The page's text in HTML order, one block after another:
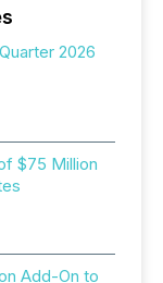
2026
$75 Million
Add-On to